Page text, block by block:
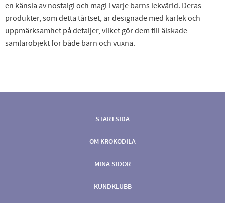
en känsla av nostalgi och magi i varje barns lekvärld. Deras
produkter, som detta tårtset, är designade med kärlek och
uppmärksamhet på detaljer, vilket gör dem till älskade
samlarobjekt för både barn och vuxna.
STARTSIDA
OM KROKODILA
MINA SIDOR
KUNDKLUBB